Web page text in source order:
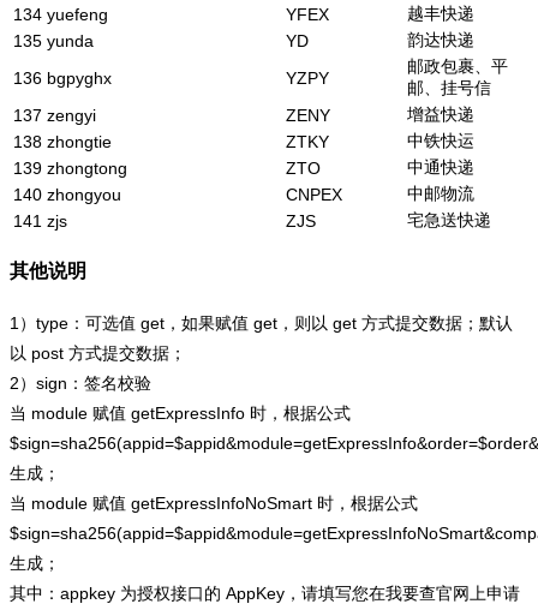
134 yuefeng YFEX
越丰快递
135 yunda YD
韵达快递
136 bgpyghx YZPY
邮政包裹、平
邮、挂号信
137 zengyi ZENY
增益快递
138 zhongtie ZTKY
中铁快运
139 zhongtong ZTO
中通快递
140 zhongyou CNPEX
中邮物流
141 zjs ZJS 宅急送快递
其他说明
1）type：可选值 get，如果赋值 get，则以 get 方式提交数据；默认
以 post 方式提交数据；
2）sign：签名校验
当 module 赋值 getExpressInfo 时，根据公式
生成；
当 module 赋值 getExpressInfoNoSmart 时，根据公式
生成；
其中：appkey 为授权接口的 AppKey，请填写您在我要查官网上申请